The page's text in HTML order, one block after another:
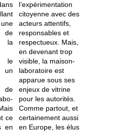
de
la
le
ce
en
l’expérimentation
citoyenne avec des
acteurs attentifs,
responsables et
respectueux. Mais,
en devenant trop
visible, la maison-
laboratoire est
apparue sous ses
enjeux de vitrine
pour les autorités.
Comme partout, et
certainement aussi
en Europe, les élus